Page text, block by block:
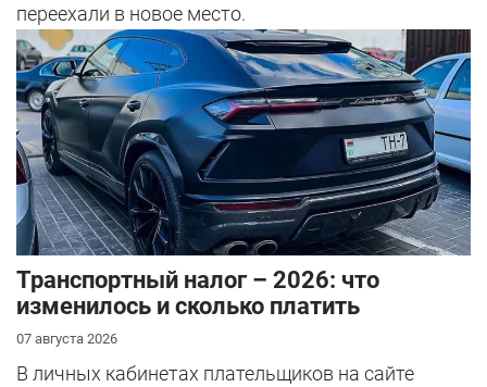
переехали в новое место.
Транспортный налог – 2026: что
изменилось и сколько платить
07 августа 2026
В личных кабинетах плательщиков на сайте